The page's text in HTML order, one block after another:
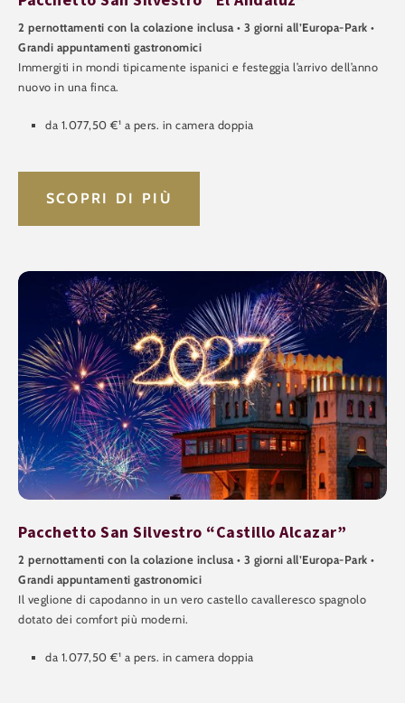
2 pernottamenti con la colazione inclusa • 3 giorni all’Europa-Park •
Grandi appuntamenti gastronomici
Immergiti in mondi tipicamente ispanici e festeggia l’arrivo dell’anno
nuovo in una finca.
da 1.077,50 €¹ a pers. in camera doppia
SCOPRI DI PIÙ
Pacchetto San Silvestro “Castillo Alcazar”
2 pernottamenti con la colazione inclusa • 3 giorni all’Europa-Park •
Grandi appuntamenti gastronomici
Il veglione di capodanno in un vero castello cavalleresco spagnolo
dotato dei comfort più moderni.
da 1.077,50 €¹ a pers. in camera doppia